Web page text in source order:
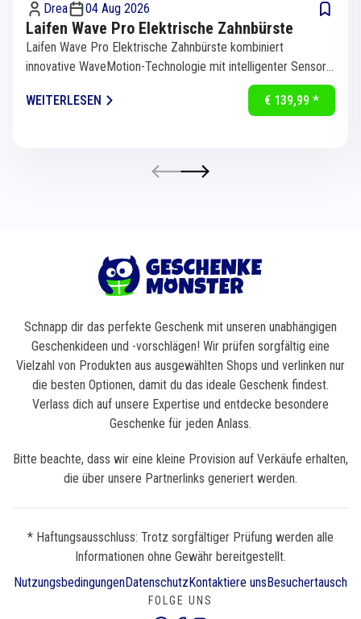
Drea 04 Aug 2026
Laifen Wave Pro Elektrische Zahnbürste
Laifen Wave Pro Elektrische Zahnbürste kombiniert
innovative WaveMotion-Technologie mit intelligenter Sensorik
WEITERLESEN
€ 139,99 *
Schnapp dir das perfekte Geschenk mit unseren unabhängigen
Geschenkideen und -vorschlägen! Wir prüfen sorgfältig eine
Vielzahl von Produkten aus ausgewählten Shops und verlinken nur
die besten Optionen, damit du das ideale Geschenk findest.
Verlass dich auf unsere Expertise und entdecke besondere
Geschenke für jeden Anlass.
Bitte beachte, dass wir eine kleine Provision auf Verkäufe erhalten,
die über unsere Partnerlinks generiert werden.
* Haftungsausschluss: Trotz sorgfältiger Prüfung werden alle
Informationen ohne Gewähr bereitgestellt.
NutzungsbedingungenDatenschutz Kontaktiere uns Besuchertausch
FOLGE UNS